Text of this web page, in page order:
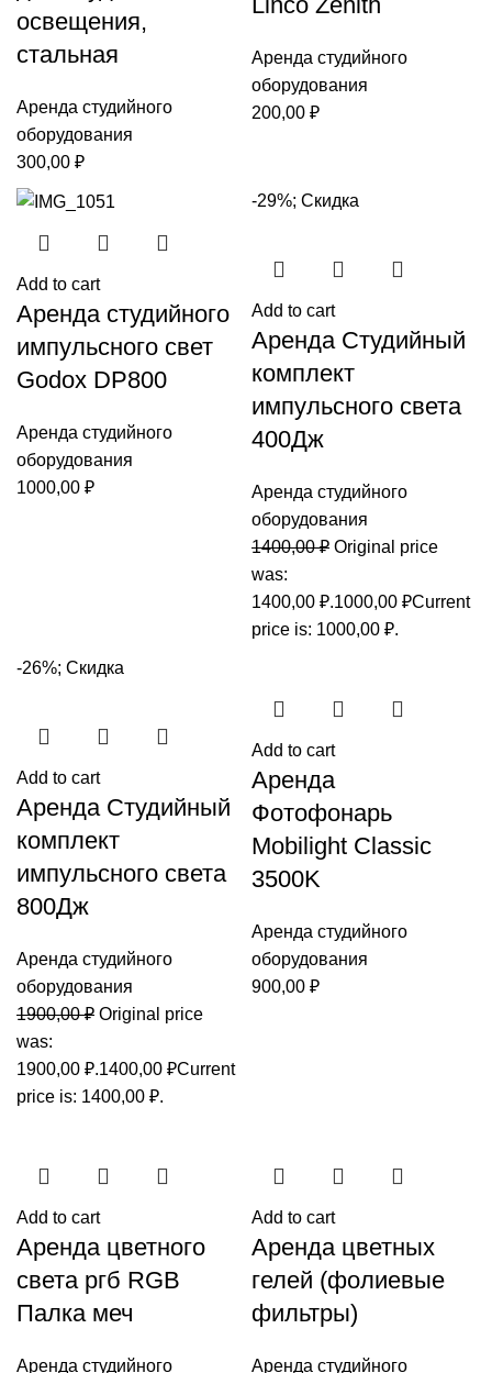
освещения,
стальная
Аренда студийного
оборудования
300,00 ₽
Аренда студийного
оборудования
200,00 ₽
Add to cart
Аренда студийного
импульсного свет
Godox DP800
Аренда студийного
оборудования
1000,00 ₽
-29%; Скидка
Add to cart
Аренда Студийный
комплект
импульсного света
400Дж
Аренда студийного
оборудования
1400,00₽ Original price
was:
1400,00 ₽.1000,00 ₽Current
price is: 1000,00 ₽.
-26%; Скидка
Add to cart
Аренда Студийный
комплект
импульсного света
800Дж
Аренда студийного
оборудования
1900,00₽ Original price
was:
1900,00 ₽.1400,00 ₽Current
price is: 1400,00 ₽.
Add to cart
Аренда
Фотофонарь
Mobilight Classic
3500K
Аренда студийного
оборудования
900,00 ₽
Add to cart
Аренда цветного
света ргб RGB
Палка меч
Аренда студийного
Add to cart
Аренда цветных
гелей (фолиевые
фильтры)
Аренда студийного